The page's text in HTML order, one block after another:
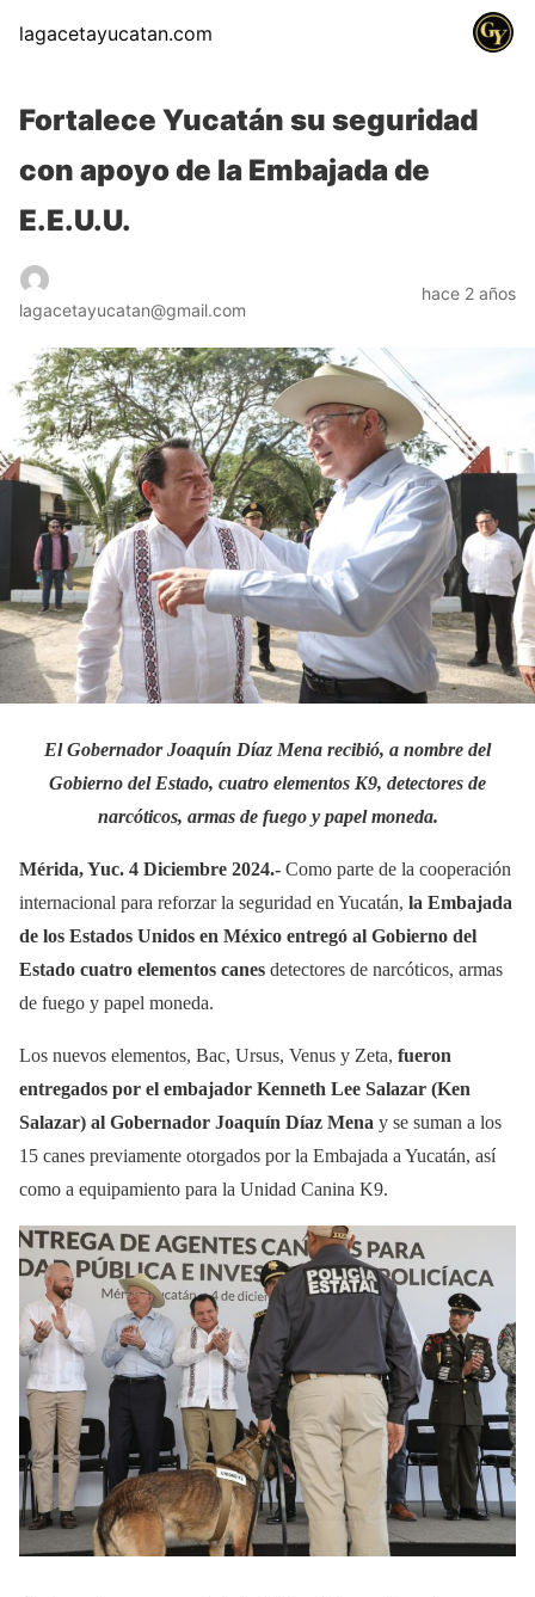
lagacetayucatan.com
Fortalece Yucatán su seguridad
con apoyo de la Embajada de
E.E.U.U.
lagacetayucatan@gmail.com
hace 2 años
El Gobernador Joaquín Díaz Mena recibió, a nombre del
Gobierno del Estado, cuatro elementos K9, detectores de
narcóticos, armas de fuego y papel moneda.
Mérida, Yuc. 4 Diciembre 2024.- Como parte de la cooperación
internacional para reforzar la seguridad en Yucatán, la Embajada
de los Estados Unidos en México entregó al Gobierno del
Estado cuatro elementos canes detectores de narcóticos, armas
de fuego y papel moneda.
Los nuevos elementos, Bac, Ursus, Venus y Zeta, fueron
entregados por el embajador Kenneth Lee Salazar (Ken
Salazar) al Gobernador Joaquín Díaz Mena y se suman a los
15 canes previamente otorgados por la Embajada a Yucatán, así
como a equipamiento para la Unidad Canina K9.